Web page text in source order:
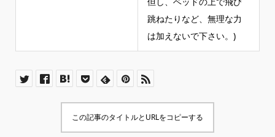
跳ねたりなど、無理な力
は加えないで下さい。)
この記事のタイトルとURLをコピーする